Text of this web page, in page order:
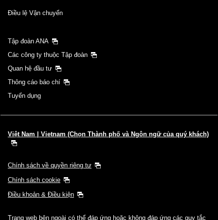
Điều lệ Vận chuyển
Tập đoàn ANA
Các công ty thuộc Tập đoàn
Quan hệ đầu tư
Thông cáo báo chí
Tuyển dụng
Việt Nam | Vietnam (Chọn Thành phố và Ngôn ngữ của quý khách)
Chính sách về quyền riêng tư
Chính sách cookie
Điều khoản & Điều kiện
Trang web bên ngoài có thể đáp ứng hoặc không đáp ứng các quy tắc